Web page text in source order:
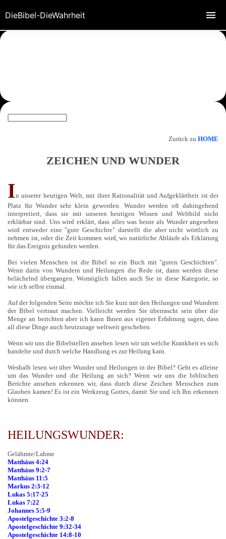
Zurück zu HOME
ZEICHEN UND WUNDER
In unserer heutigen Welt, mit ihrer Rationalität und Aufgeklärtheit ist der
Platz für Wunder sehr klein geworden. Wunder werden oft dahingehend
interpretiert, dass sie mit unseren heutigen Wissen und Weltbild nicht
erklärbar sind. Uns wird erklärt, dass alles was heute als Wunder angesehen
wird entweder eine "gute Geschichte" darstellt die aber nicht wörtlich zu
nehmen ist, oder die Zeit kommen wird, wo natürliche Abläufe als Erklärung
für das Ereignis gefunden werden.
Bei vielen Menschen ist die Bibel so ein Buch mit "guten Geschichten".
Wenn darin von Wundern und Heilungen die Rede ist, dann werden diese
belächelnd übergangen. Womöglich fallen auch Sie in diese Kategorie, so
wie ich selbst einmal.
Auf der folgenden Seite möchte ich Sie kurz mit den Heilungen und Wundern
der Bibel vertraut machen. Vielleicht werden Sie überrascht sein über die
Menge an berichten aber ich kann Ihnen aus eigener Erfahrung sagen, dass
all diese Dinge auch heutzutage weltweit geschehen.
Wenn wir uns die Bibelstellen ansehen lesen wir um welche Krankheit es sich
handelte und durch welche Handlung es zur Heilung kam.
Weshalb lesen wir über Wunder und Heilungen in der Bibel? Geht es alleine
um das Wunder und die Heilung an sich? Wenn wir uns die biblischen
Berichte ansehen erkennen wir, dass durch diese Zeichen Menschen zum
Glauben kamen! Es ist ein Werkzeug Gottes, damit Sie und ich Ihn erkennen
können.
HEILUNGSWUNDER:
Gelähmte/Lahme
Matthäus 4:24
Matthäus 9:2-7
Matthäus 11:5
Markus 2:3-12
Lukas 5:17-25
Lukas 7:22
Johannes 5:5-9
Apostelgeschichte 3:2-8
Apostelgeschichte 9:32-34
Apostelgeschichte 14:8-10
DieBibel-DieWahrheit